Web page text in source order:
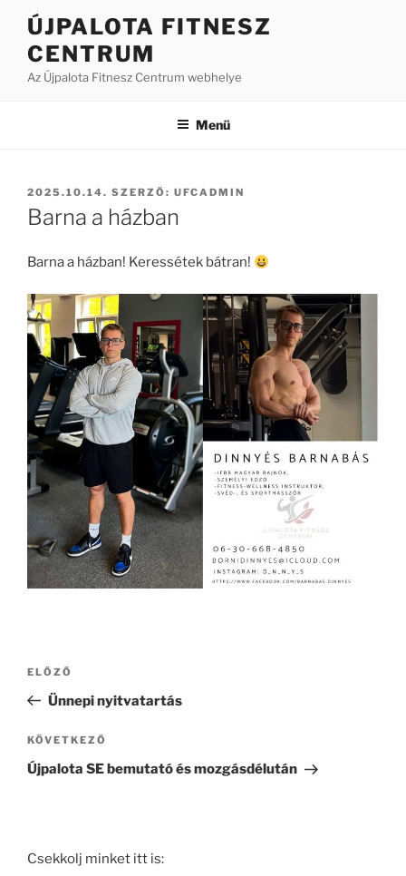
Tartalomhoz
ÚJPALOTA FITNESZ
CENTRUM
Az Újpalota Fitnesz Centrum webhelye
Menü
BEKÜLDVE:
2025.10.14. SZERZŐ: UFCADMIN
Barna a házban
Barna a házban! Keressétek bátran!
Bejegyzés
navigáció
Korábbi
bejegyzés
ELŐZŐ
Ünnepi nyitvatartás
Következő
bejegyzés
KÖVETKEZŐ
Újpalota SE bemutató és mozgásdélután
Csekkolj minket itt is: